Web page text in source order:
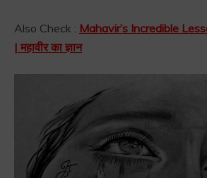
Also Check : Mahavir’s Incredible
| महावीर का ज्ञान